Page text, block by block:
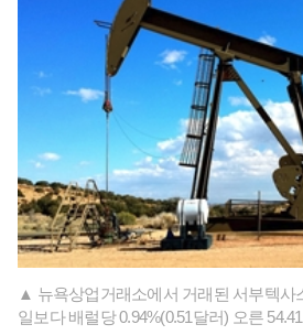
▲ 뉴욕상업거래소에서 거래된 서부텍사
일보다 배럴당 0.94%(0.51달러) 오른